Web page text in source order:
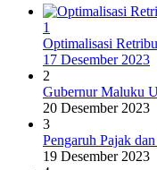
1
Optimalisasi
17 Desember 2023
2
Gubernur Maluku
20 Desember 2023
3
Pengaruh Pajak
19 Desember 2023